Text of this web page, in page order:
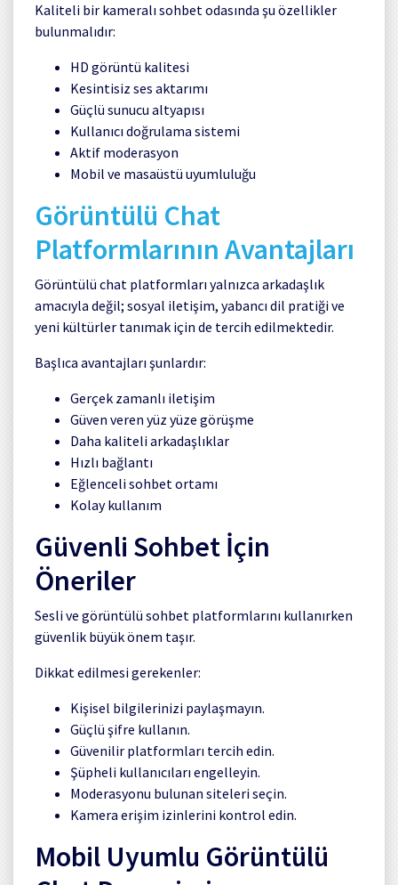
Kaliteli bir kameralı sohbet odasında şu özellikler
bulunmalıdır:
HD görüntü kalitesi
Kesintisiz ses aktarımı
Güçlü sunucu altyapısı
Kullanıcı doğrulama sistemi
Aktif moderasyon
Mobil ve masaüstü uyumluluğu
Görüntülü Chat
Platformlarının Avantajları
Görüntülü chat platformları yalnızca arkadaşlık
amacıyla değil; sosyal iletişim, yabancı dil pratiği ve
yeni kültürler tanımak için de tercih edilmektedir.
Başlıca avantajları şunlardır:
Gerçek zamanlı iletişim
Güven veren yüz yüze görüşme
Daha kaliteli arkadaşlıklar
Hızlı bağlantı
Eğlenceli sohbet ortamı
Kolay kullanım
Güvenli Sohbet İçin
Öneriler
Sesli ve görüntülü sohbet platformlarını kullanırken
güvenlik büyük önem taşır.
Dikkat edilmesi gerekenler:
Kişisel bilgilerinizi paylaşmayın.
Güçlü şifre kullanın.
Güvenilir platformları tercih edin.
Şüpheli kullanıcıları engelleyin.
Moderasyonu bulunan siteleri seçin.
Kamera erişim izinlerini kontrol edin.
Mobil Uyumlu Görüntülü